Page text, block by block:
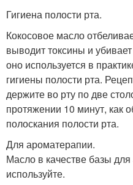
Гигиена полости рта.
Кокосовое масло
выводит токсины и
оно используется в
гигиены полости рта.
держите во рту по две
протяжении 10 минут, как
полоскания полости рта.
Для ароматерапии.
Масло в качестве базы
используйте.